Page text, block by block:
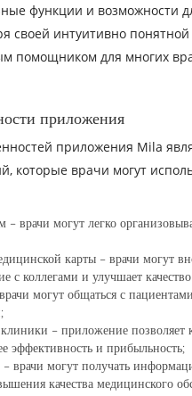
функции и возможности
своей интуитивно
помощником для многих
приложения
приложения Mila
которые врачи могут
врачи могут легко
карты – врачи могут
с коллегами и улучшает
могут общаться с
– приложение
эффективность и прибыльность;
врачи могут получать
качества медицинского